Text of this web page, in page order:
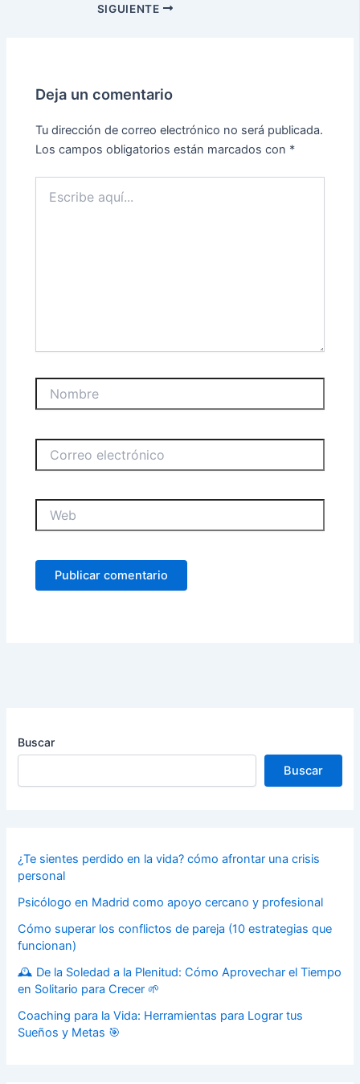
SIGUIENTE
Deja un comentario
Tu dirección de correo electrónico no será publicada.
Los campos obligatorios están marcados con *
aquí...
electrónico
Buscar
Buscar
¿Te sientes perdido en la vida? cómo afrontar una crisis
personal
Psicólogo en Madrid como apoyo cercano y profesional
Cómo superar los conflictos de pareja (10 estrategias que
funcionan)
🕰️ De la Soledad a la Plenitud: Cómo Aprovechar el Tiempo
en Solitario para Crecer 🌱
Coaching para la Vida: Herramientas para Lograr tus
Sueños y Metas 🎯